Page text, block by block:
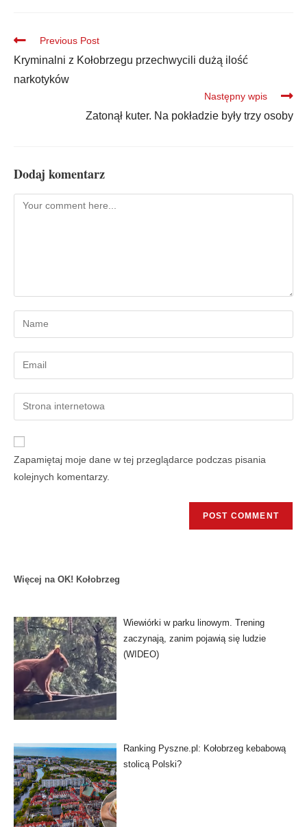
Previous Post
Kryminalni z Kołobrzegu przechwycili dużą ilość
narkotyków
Następny wpis
Zatonął kuter. Na pokładzie były trzy osoby
Dodaj komentarz
Zapamiętaj moje dane w tej przeglądarce podczas pisania
kolejnych komentarzy.
Więcej na OK! Kołobrzeg
Wiewiórki w parku linowym. Trening
zaczynają, zanim pojawią się ludzie
(WIDEO)
Ranking Pyszne.pl: Kołobrzeg kebabową
stolicą Polski?